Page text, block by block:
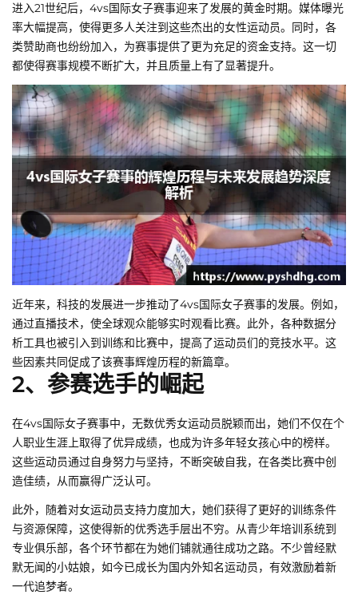
进入21世纪后，4vs国际女子赛事迎来了发展的黄金时期。媒体曝光
率大幅提高，使得更多人关注到这些杰出的女性运动员。同时，各
类赞助商也纷纷加入，为赛事提供了更为充足的资金支持。这一切
都使得赛事规模不断扩大，并且质量上有了显著提升。
近年来，科技的发展进一步推动了4vs国际女子赛事的发展。例如，
通过直播技术，使全球观众能够实时观看比赛。此外，各种数据分
析工具也被引入到训练和比赛中，提高了运动员们的竞技水平。这
些因素共同促成了该赛事辉煌历程的新篇章。
2、参赛选手的崛起
在4vs国际女子赛事中，无数优秀女运动员脱颖而出，她们不仅在个
人职业生涯上取得了优异成绩，也成为许多年轻女孩心中的榜样。
这些运动员通过自身努力与坚持，不断突破自我，在各类比赛中创
造佳绩，从而赢得广泛认可。
此外，随着对女运动员支持力度加大，她们获得了更好的训练条件
与资源保障，这使得新的优秀选手层出不穷。从青少年培训系统到
专业俱乐部，各个环节都在为她们铺就通往成功之路。不少曾经默
默无闻的小姑娘，如今已成长为国内外知名运动员，有效激励着新
一代追梦者。